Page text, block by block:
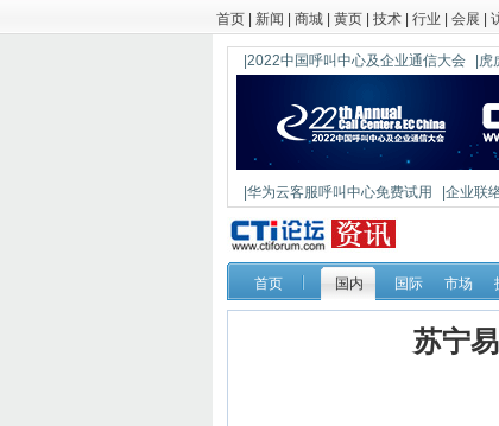
首页 新闻 商城 黄页 技术 行业 会展
|2022中国呼叫中心及企业通信大会 |
|华为云客服呼叫中心免费试用 |企业联
|鼎信通达新一代语音网关DAG1000-4S
首页 国内 国际 市场
苏宁